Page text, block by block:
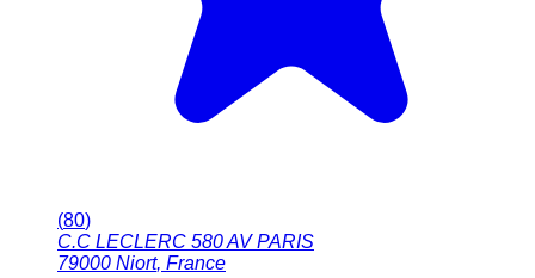
(80)
C.C LECLERC 580 AV PARIS
79000 Niort, France